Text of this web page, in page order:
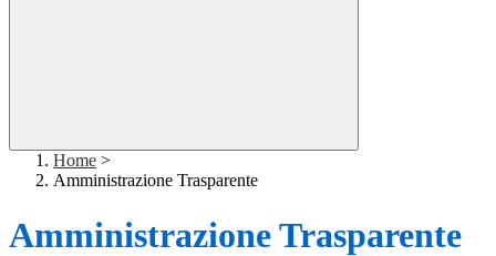
Home >
Amministrazione Trasparente
Amministrazione Trasparente